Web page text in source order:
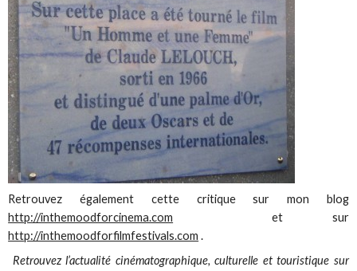
Retrouvez également cette critique sur mon blog
http://inthemoodforcinema.com et sur
http://inthemoodforfilmfestivals.com .
Retrouvez l’actualité cinématographique, culturelle et touristique sur